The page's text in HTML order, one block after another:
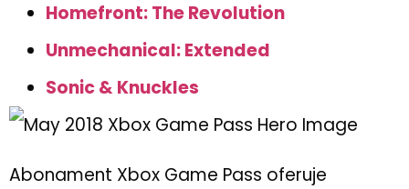
Homefront: The Revolution
Unmechanical: Extended
Sonic & Knuckles
Abonament Xbox Game Pass oferuje